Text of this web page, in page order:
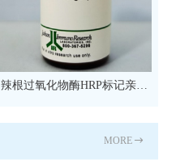
辣根过氧化物酶HRP标记亲和
抗 现货
MORE